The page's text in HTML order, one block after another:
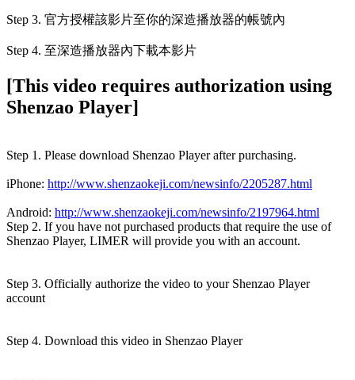
Step 3. 官方授權該影片至你的深造播放器的帳號內
Step 4. 至深造播放器內下載本影片
[This video requires authorization using
Shenzao Player]
Step 1. Please download Shenzao Player after purchasing.
iPhone: http://www.shenzaokeji.com/newsinfo/2205287.html
Android: http://www.shenzaokeji.com/newsinfo/2197964.html
Step 2. If you have not purchased products that require the use of
Shenzao Player, LIMER will provide you with an account.
Step 3. Officially authorize the video to your Shenzao Player
account
Step 4. Download this video in Shenzao Player